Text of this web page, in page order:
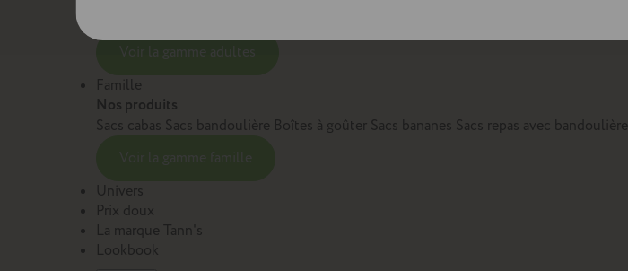
Famille
Nos produits
Sacs cabas Sacs bandoulière Boîtes à goûter Sacs bananes Sacs repas avec bandoulière
Univers
Prix doux
La marque Tann's
Lookbook